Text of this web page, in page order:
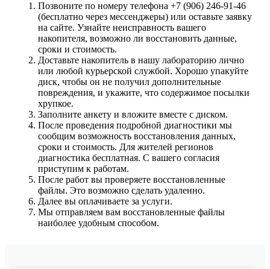
Позвоните по номеру телефона +7 (906) 246-91-46
(бесплатно через мессенджеры) или оставьте заявку
на сайте. Узнайте неисправность вашего
накопителя, возможно ли восстановить данные,
сроки и стоимость.
Доставьте накопитель в нашу лабораторию лично
или любой курьерской службой. Хорошо упакуйте
диск, чтобы он не получил дополнительные
повреждения, и укажите, что содержимое посылки
хрупкое.
Заполните анкету и вложите вместе с диском.
После проведения подробной диагностики мы
сообщим возможность восстановления данных,
сроки и стоимость. Для жителей регионов
диагностика бесплатная. С вашего согласия
приступим к работам.
После работ вы проверяете восстановленные
файлы. Это возможно сделать удаленно.
Далее вы оплачиваете за услуги.
Мы отправляем вам восстановленные файлы
наиболее удобным способом.